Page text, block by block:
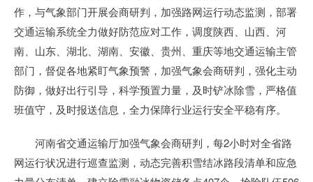
作，与气象部门开展会商研判，加强路网运行动态监测，部署
交通运输系统全力做好防范应对工作，调度陕西、山西、河
南、山东、湖北、湖南、安徽、贵州、重庆等地交通运输主管
部门，督促各地紧盯气象预警，加强气象会商研判，强化主动
防御，做好出行引导，科学预置力量，及时铲冰除雪，严格值
班值守，及时报送信息，全力保障行业运行安全平稳有序。
河南省交通运输厅加强气象会商研判，每2小时对全省路
网运行状况进行巡查监测，动态完善积雪结冰路段清单和应急